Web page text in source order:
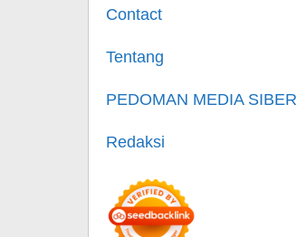
Contact
Tentang
PEDOMAN MEDIA SIBER
Redaksi